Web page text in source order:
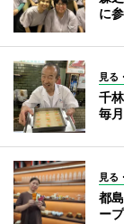
に
見る
千
毎
見る
都
ー